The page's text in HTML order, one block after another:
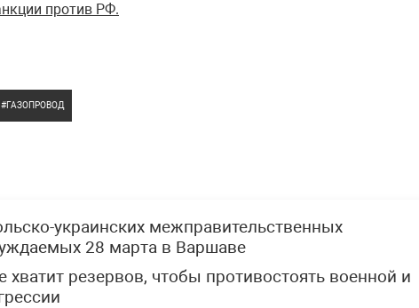
против РФ.
ГАЗОПРОВОД
украинских межправительственных
28 марта в Варшаве
резервов, чтобы противостоять военной и